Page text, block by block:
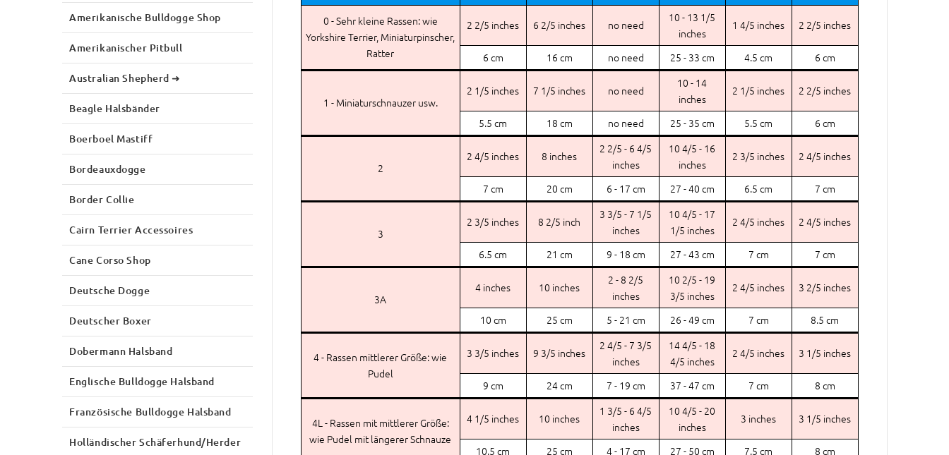
0 - Sehr kleine Rassen: wie
Yorkshire Terrier, Miniaturpinscher,
Ratter
2 2/5 inches 6 2/5 inches no need
10 - 13 1/5
inches
1 4/5 inches 2 2/5 inches
6 cm 16 cm no need 25 - 33 cm 4.5 cm 6 cm
1 - Miniaturschnauzer usw.
2 1/5 inches 7 1/5 inches no need
10 - 14
inches
2 1/5 inches 2 2/5 inches
5.5 cm 18 cm no need 25 - 35 cm 5.5 cm 6 cm
2
2 4/5 inches 8 inches
2 2/5 - 6 4/5
inches
10 4/5 - 16
inches
2 3/5 inches 2 4/5 inches
7 cm 20 cm 6 - 17 cm 27 - 40 cm 6.5 cm 7 cm
3
2 3/5 inches 8 2/5 inch
3 3/5 - 7 1/5
inches
10 4/5 - 17
1/5 inches
2 4/5 inches 2 4/5 inches
6.5 cm 21 cm 9 - 18 cm 27 - 43 cm 7 cm 7 cm
3A
4 inches 10 inches
2 - 8 2/5
inches
10 2/5 - 19
3/5 inches
2 4/5 inches 3 2/5 inches
10 cm 25 cm 5 - 21 cm 26 - 49 cm 7 cm 8.5 cm
4 - Rassen mittlerer Größe: wie
Pudel
3 3/5 inches 9 3/5 inches
2 4/5 - 7 3/5
inches
14 4/5 - 18
4/5 inches
2 4/5 inches 3 1/5 inches
9 cm 24 cm 7 - 19 cm 37 - 47 cm 7 cm 8 cm
4L - Rassen mit mittlerer Größe:
wie Pudel mit längerer Schnauze
4 1/5 inches 10 inches
1 3/5 - 6 4/5
inches
10 4/5 - 20
inches
3 inches 3 1/5 inches
10.5 cm 25 cm 4 - 17 cm 27 - 50 cm 7.5 cm 8 cm
Amerikanische Bulldogge Shop
Amerikanischer Pitbull
Australian Shepherd ➜
Beagle Halsbänder
Boerboel Mastiff
Bordeauxdogge
Border Collie
Cairn Terrier Accessoires
Cane Corso Shop
Deutsche Dogge
Deutscher Boxer
Dobermann Halsband
Englische Bulldogge Halsband
Französische Bulldogge Halsband
Holländischer Schäferhund/Herder